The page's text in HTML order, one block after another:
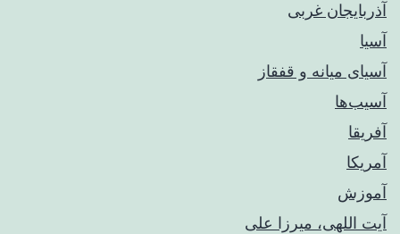
آذربایجان غربی
آسیا
آسیای میانه و قفقاز
آسیب‌ها
آفریقا
آمریکا
آموزش
آیت اللهی، میرزا علی